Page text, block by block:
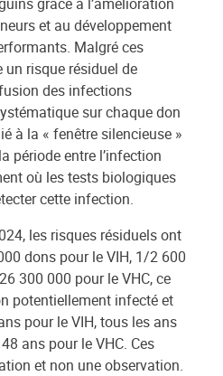
et au développement
Malgré ces
un risque résiduel de
des infections
sur chaque don
à la « fenêtre silencieuse »
période entre l’infection
où les tests biologiques
cette infection.
les risques résiduels ont
dons pour le VIH, 1/2 600
300 000 pour le VHC, ce
potentiellement infecté et
pour le VIH, tous les ans
ans pour le VHC. Ces
et non une observation.